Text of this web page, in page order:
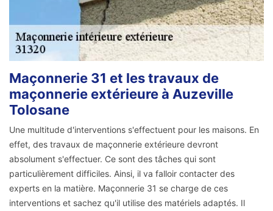
Maçonnerie 31 et les travaux de
maçonnerie extérieure à Auzeville
Tolosane
Une multitude d'interventions s'effectuent pour les maisons. En
effet, des travaux de maçonnerie extérieure devront
absolument s'effectuer. Ce sont des tâches qui sont
particulièrement difficiles. Ainsi, il va falloir contacter des
experts en la matière. Maçonnerie 31 se charge de ces
interventions et sachez qu'il utilise des matériels adaptés. Il